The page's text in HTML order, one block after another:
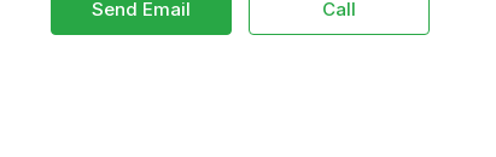
Send Email Call